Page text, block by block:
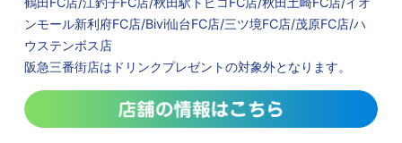
ンモール新利府FC店/Bivi仙台FC店/三ツ境FC店/茂原FC店/ハ
ウステンボス店
阪急三番街店はドリンクプレゼントの対象外となります。